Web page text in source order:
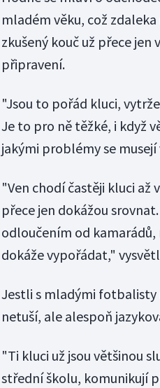
mladém věku, což
zkušený kouč už přece jen
připravení.
"Jsou to pořád kluci,
Je to pro ně těžké, i když
jakými problémy se
"Ven chodí častěji kluci až
přece jen dokážou
odloučením od kamarádů,
dokáže vypořádat,"
Jestli s mladými fotbalisty
netuší, ale alespoň
"Ti kluci už jsou většinou
střední školu, komunikují